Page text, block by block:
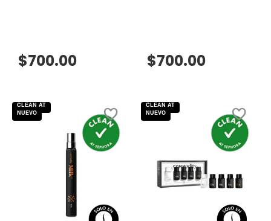
$700.00 $700.00
VISTA RÁPIDA
CLEAN AT
NUEVO
VISTA RÁPIDA
CLEAN AT
NUEVO